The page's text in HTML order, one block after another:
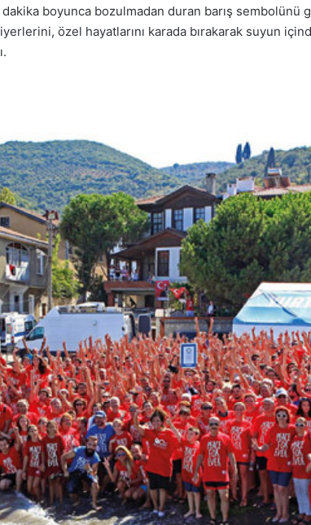
boyunca bozulmadan duran barış sembolünü
özel hayatlarını karada bırakarak suyun